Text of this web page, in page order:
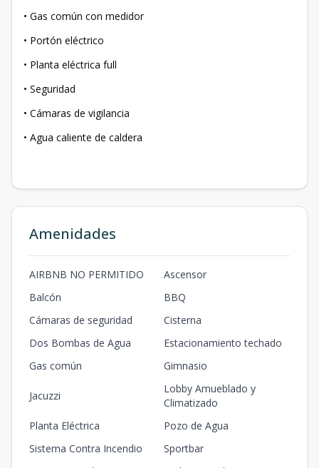
•⁠ ⁠Gas común con medidor
•⁠ ⁠Portón eléctrico
•⁠ ⁠Planta eléctrica full
•⁠ ⁠Seguridad
•⁠ ⁠Cámaras de vigilancia
•⁠ ⁠Agua caliente de caldera
Amenidades
AIRBNB NO PERMITIDO
Ascensor
Balcón
BBQ
Cámaras de seguridad
Cisterna
Dos Bombas de Agua
Estacionamiento techado
Gas común
Gimnasio
Jacuzzi
Lobby Amueblado y
Climatizado
Planta Eléctrica
Pozo de Agua
Sistema Contra Incendio
Sportbar